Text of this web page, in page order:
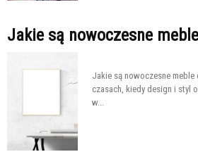
Jakie są nowoczesne
Jakie są nowoczesne
czasach, kiedy design i styl
w...